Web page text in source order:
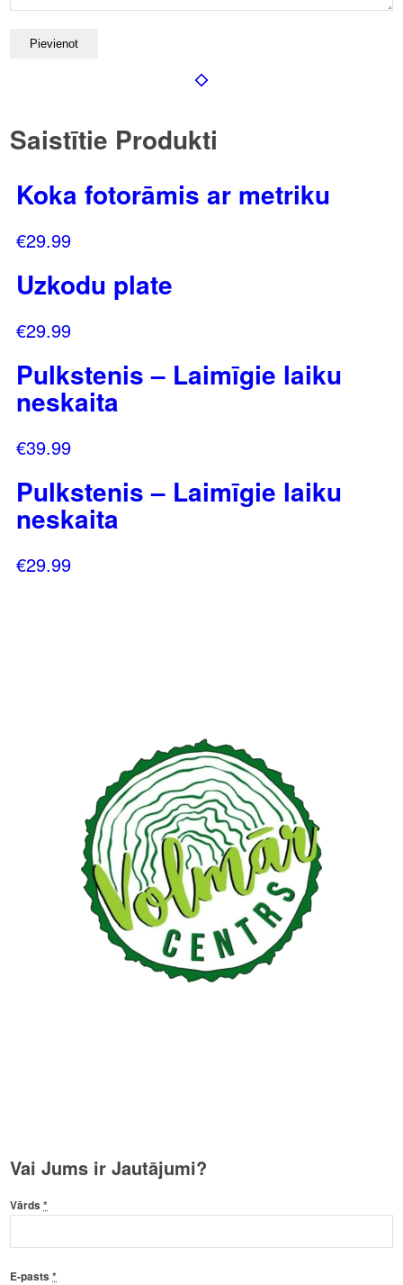
Saistītie Produkti
Koka fotorāmis ar metriku
€29.99
Uzkodu plate
€29.99
Pulkstenis – Laimīgie laiku
neskaita
€39.99
Pulkstenis – Laimīgie laiku
neskaita
€29.99
Vai Jums ir Jautājumi?
Vārds*
E-pasts*